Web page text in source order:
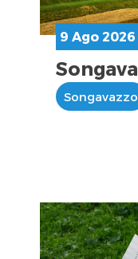
9 Ago 2026
Songavazzo